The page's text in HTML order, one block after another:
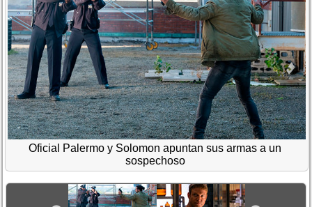
Oficial Palermo y Solomon apuntan sus armas a un
sospechoso